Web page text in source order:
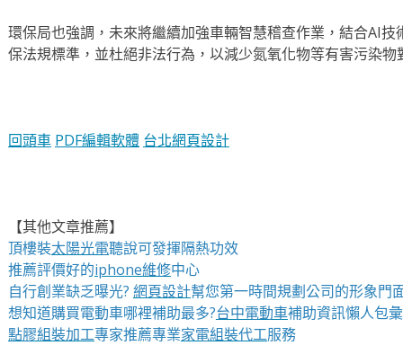
環保局也強調，未來將繼續加強車輛智慧稽查作業，結合AI
保法規標準，並杜絕非法行為，以減少氮氧化物等有害污染
回頭車 PDF編輯軟體 台北網頁設計
【其他文章推薦】
頂樓裝太陽光電聽說可發揮隔熱功效
推薦評價好的iphone維修中心
自行創業缺乏曝光? 網頁設計幫您第一時間規劃公司的形象門
想知道購買電動車哪裡補助最多?台中電動車補助資訊懶人包
點膠組裝加工專家推薦專業家電組裝代工服務